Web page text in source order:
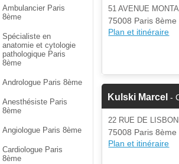
Ambulancier Paris
8ème
Spécialiste en
anatomie et cytologie
pathologique Paris
8ème
Andrologue Paris 8ème
Anesthésiste Paris
8ème
Angiologue Paris 8ème
Cardiologue Paris
8ème
51 AVENUE
75008 Paris 8ème
Plan et itinéraire
Kulski Marcel -
22 RUE DE
75008 Paris 8ème
Plan et itinéraire